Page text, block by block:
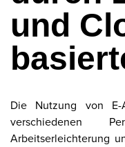
und
Die Nutzung von
verschiedenen
Arbeitserleichterung